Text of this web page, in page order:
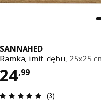
SANNAHED
Ramka, imit. dębu, 25x25
24,99
Cena 24,99
Opinia: 5 na 5
(3)